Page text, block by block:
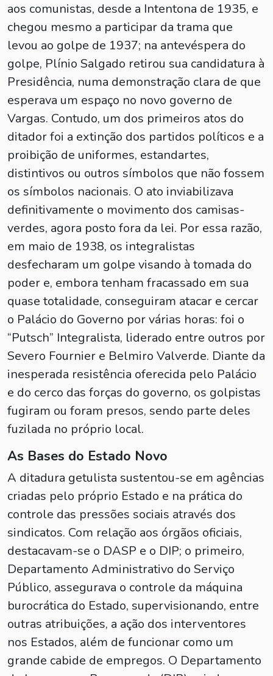
aos comunistas, desde a Intentona de 1935, e
chegou mesmo a participar da trama que
levou ao golpe de 1937; na antevéspera do
golpe, Plínio Salgado retirou sua candidatura à
Presidência, numa demonstração clara de que
esperava um espaço no novo governo de
Vargas. Contudo, um dos primeiros atos do
ditador foi a extinção dos partidos políticos e a
proibição de uniformes, estandartes,
distintivos ou outros símbolos que não fossem
os símbolos nacionais. O ato inviabilizava
definitivamente o movimento dos camisas-
verdes, agora posto fora da lei. Por essa razão,
em maio de 1938, os integralistas
desfecharam um golpe visando à tomada do
poder e, embora tenham fracassado em sua
quase totalidade, conseguiram atacar e cercar
o Palácio do Governo por várias horas: foi o
“Putsch” Integralista, liderado entre outros por
Severo Fournier e Belmiro Valverde. Diante da
inesperada resistência oferecida pelo Palácio
e do cerco das forças do governo, os golpistas
fugiram ou foram presos, sendo parte deles
fuzilada no próprio local.
As Bases do Estado Novo
A ditadura getulista sustentou-se em agências
criadas pelo próprio Estado e na prática do
controle das pressões sociais através dos
sindicatos. Com relação aos órgãos oficiais,
destacavam-se o DASP e o DIP; o primeiro,
Departamento Administrativo do Serviço
Público, assegurava o controle da máquina
burocrática do Estado, supervisionando, entre
outras atribuições, a ação dos interventores
nos Estados, além de funcionar como um
grande cabide de empregos. O Departamento